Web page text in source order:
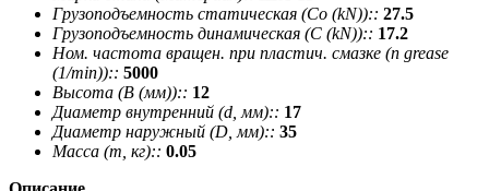
Грузоподъемность статическая (Co (kN)):: 27.5
Грузоподъемность динамическая (C (kN)):: 17.2
Ном. частота вращен. при пластич. смазке (n grease
(1/min)):: 5000
Высота (В (мм)):: 12
Диаметр внутренний (d, мм):: 17
Диаметр наружный (D, мм):: 35
Масса (m, кг):: 0.05